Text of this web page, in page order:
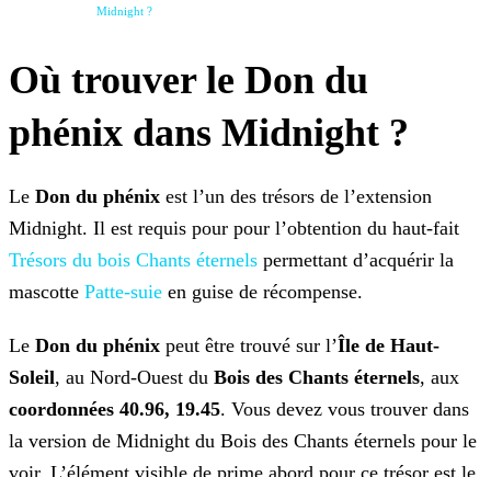
Midnight ?
Où trouver le Don du
phénix dans Midnight ?
Le Don du phénix est l’un des trésors de l’extension
Midnight. Il est requis pour pour l’obtention du haut-fait
Trésors du bois Chants éternels permettant d’acquérir la
mascotte Patte-suie en guise de récompense.
Le Don du phénix peut être trouvé sur l’Île de Haut-
Soleil, au Nord-Ouest du Bois des Chants éternels, aux
coordonnées 40.96, 19.45. Vous devez vous trouver dans
la version de Midnight du Bois des Chants éternels pour le